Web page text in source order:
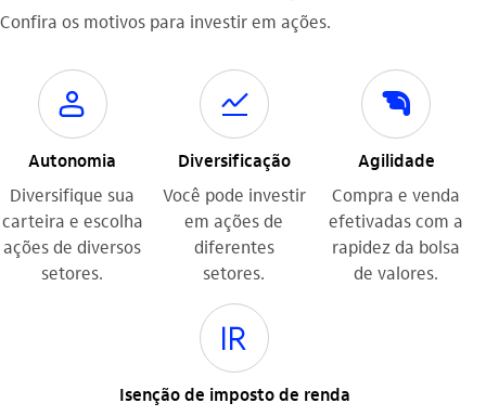
Confira os motivos para investir em ações.
usuario_outline
Autonomia
Diversifique sua
carteira e escolha
ações de diversos
setores.
acoes
Diversificação
Você pode investir
em ações de
diferentes
setores.
agil_outline
Agilidade
Compra e venda
efetivadas com a
rapidez da bolsa
de valores.
imposto_de_renda
Isenção de imposto de renda